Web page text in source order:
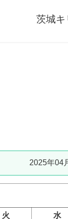
茨城キ
2025年04
火 水